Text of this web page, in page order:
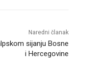
Naredni članak
sijanju Bosne
i Hercegovine